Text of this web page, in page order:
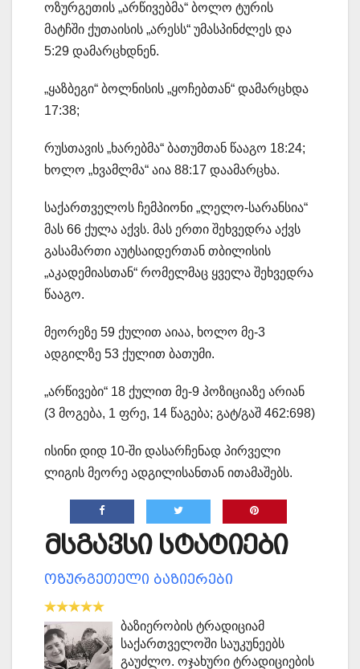
ოზურგეთის „არწივებმა“ ბოლო ტურის
მატჩში ქუთაისის „არესს“ უმასპინძლეს და
5:29 დამარცხდნენ.
„ყაზბეგი“ ბოლნისის „ყოჩებთან“ დამარცხდა
17:38;
რუსთავის „ხარებმა“ ბათუმთან წააგო 18:24;
ხოლო „ხვამლმა“ აია 88:17 დაამარცხა.
საქართველოს ჩემპიონი „ლელო-სარანსია“
მას 66 ქულა აქვს. მას ერთი შეხვედრა აქვს
გასამართი აუტსაიდერთან თბილისის
„აკადემიასთან“ რომელმაც ყველა შეხვედრა
წააგო.
მეორეზე 59 ქულით აიაა, ხოლო მე-3
ადგილზე 53 ქულით ბათუმი.
„არწივები“ 18 ქულით მე-9 პოზიციაზე არიან
(3 მოგება, 1 ფრე, 14 წაგება; გატ/გაშ 462:698)
ისინი დიდ 10-ში დასარჩენად პირველი
ლიგის მეორე ადგილისანთან ითამაშებს.
მსგავსი სტატიები
ოზურგეთელი ბაზიერები
ბაზიერობის ტრადიციამ
საქართველოში საუკუნეებს
გაუძლო. ოჯახური ტრადიციების